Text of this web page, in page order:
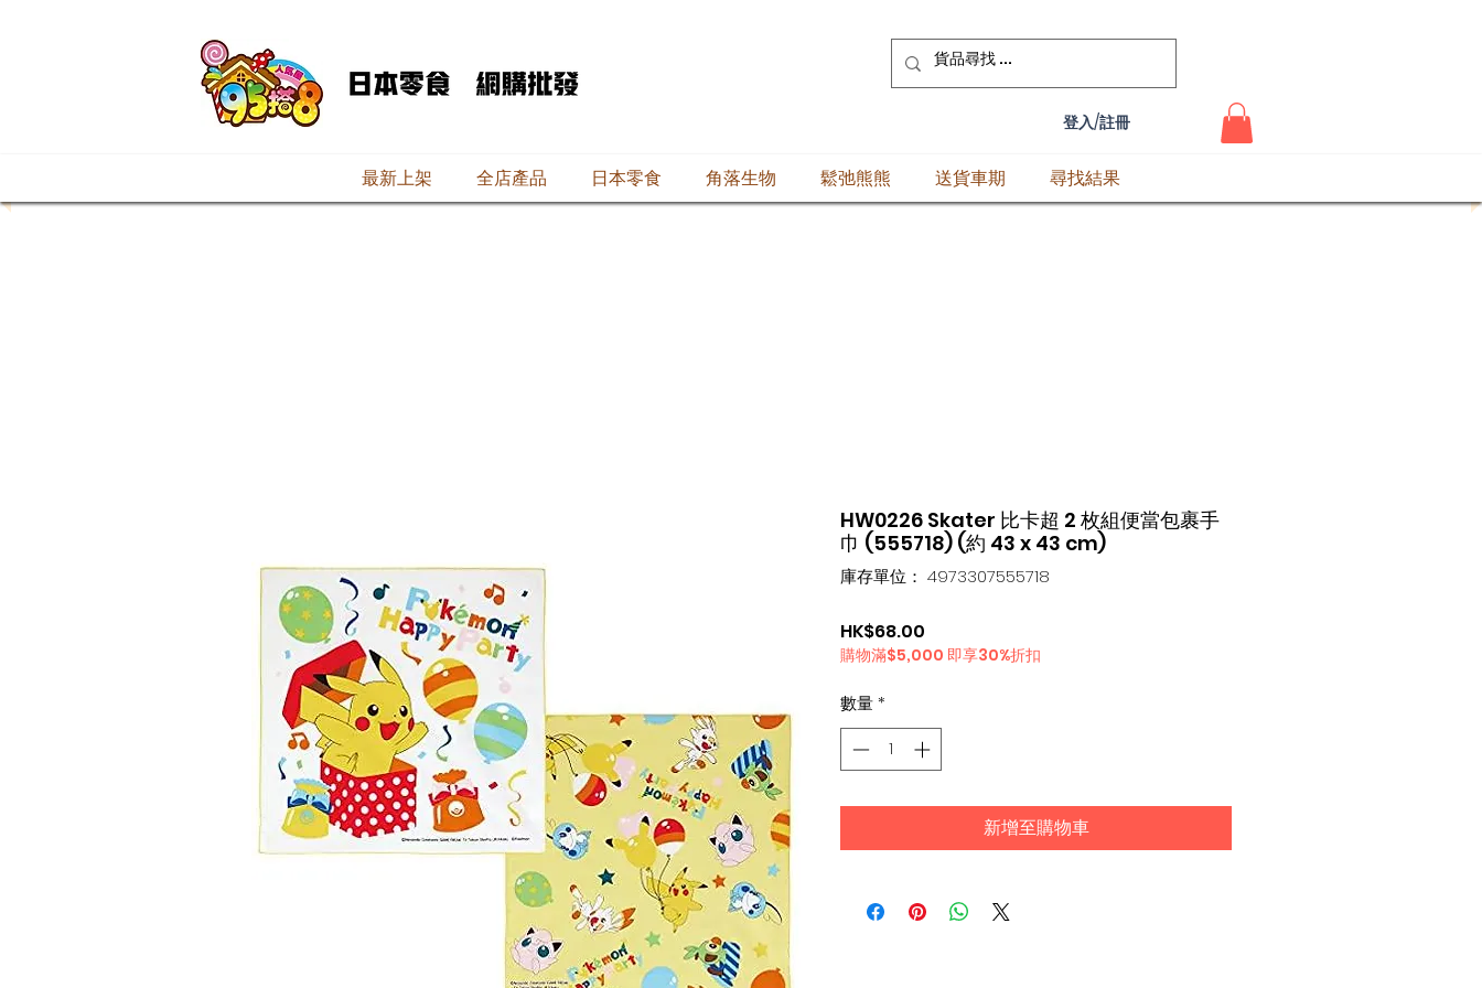
登入/註冊
最新上架 全店產品 日本零食 角落生物 鬆弛熊熊 送貨車期 尋找結果
HW0226 Skater 比卡超 2 枚組便當包裹手
巾 (555718) (約 43 x 43 cm)
庫存單位： 4973307555718
HK$68.00
格
購物滿$5,000 即享30%折扣
數量*
新增至購物車